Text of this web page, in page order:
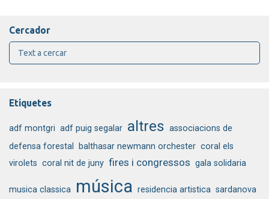
Cercador
Etiquetes
adf montgri adf puig segalar altres associacions de
defensa forestal
balthasar newmann orchester coral els
virolets coral nit de juny fires i congressos gala solidaria
musica classica música residencia artistica sardanova